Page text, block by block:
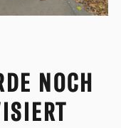
NOCH